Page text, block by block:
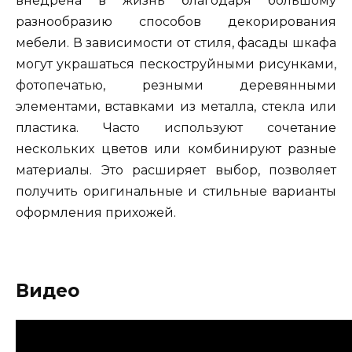
разнообразию способов декорирования
мебели. В зависимости от стиля, фасады шкафа
могут украшаться пескоструйными рисунками,
фотопечатью, резными деревянными
элементами, вставками из металла, стекла или
пластика. Часто используют сочетание
нескольких цветов или комбинируют разные
материалы. Это расширяет выбор, позволяет
получить оригинальные и стильные варианты
оформления прихожей.
Видео